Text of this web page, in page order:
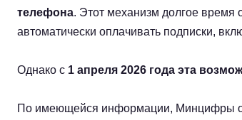
телефона. Этот механизм долгое время
автоматически оплачивать подписки,
Однако с 1 апреля 2026 года эта
По имеющейся информации, Минцифры